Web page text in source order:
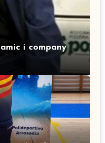
i company